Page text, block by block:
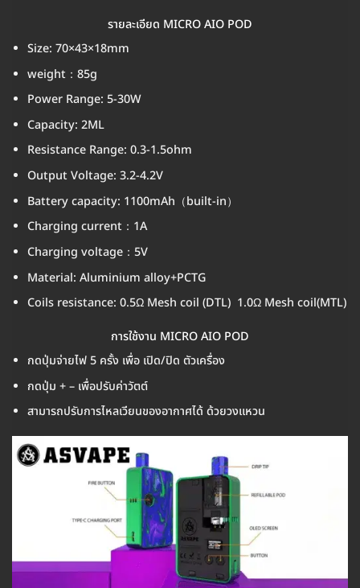
รายละเอียด MICRO AIO POD
Size: 70×43×18mm
weight：85g
Power Range: 5-30W
Capacity: 2ML
Resistance Range: 0.3-1.5ohm
Output Voltage: 3.2-4.2V
Battery capacity: 1100mAh（built-in）
Charging current：1A
Charging voltage：5V
Material: Aluminium alloy+PCTG
Coils resistance: 0.5Ω Mesh coil (DTL) 1.0Ω Mesh coil(MTL)
การใช้งาน MICRO AIO POD
กดปุ่มจ่ายไฟ 5 ครั้ง เพื่อ เปิด/ปิด ตัวเครื่อง
กดปุ่ม + – เพื่อปรับค่าวัตต์
สามารถปรับการไหลเวียนของอากาศได้ ด้วยวงแหวน